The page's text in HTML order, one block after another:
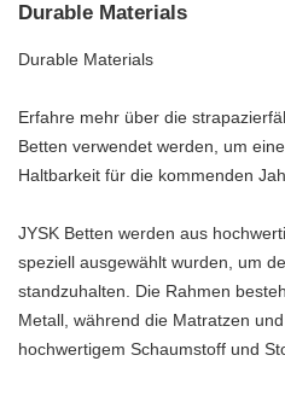
Durable Materials
Durable Materials
Erfahre mehr über die
Betten verwendet werden, um
Haltbarkeit für die kommenden
JYSK Betten werden aus
speziell ausgewählt wurden, um
standzuhalten. Die Rahmen
Metall, während die Matratzen
hochwertigem Schaumstoff und